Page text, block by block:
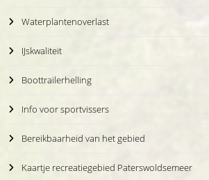
Waterplantenoverlast
IJskwaliteit
Boottrailerhelling
Info voor sportvissers
Bereikbaarheid van het gebied
Kaartje recreatiegebied Paterswoldsemeer